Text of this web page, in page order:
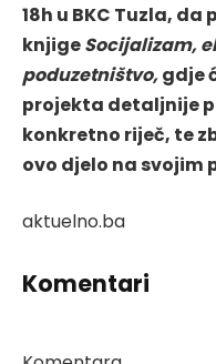
18h u BKC Tuzla,
knjigeSocijalizam,
poduzetništvo,gdje
projekta detaljnije
konkretno riječ, te
ovo djelo na svojim
aktuelno.ba
Komentari